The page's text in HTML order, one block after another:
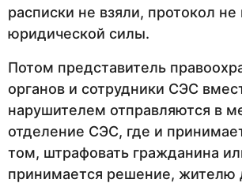
расписки не взяли, протокол
юридической силы.
Потом представитель
органов и сотрудники СЭС
нарушителем отправляются в
отделение СЭС, где и
том, штрафовать гражданина
принимается решение, жителю